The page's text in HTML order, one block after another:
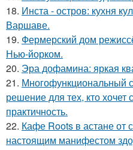
18. Инста - остров: кухня
Варшаве.
19. Фермерский дом
Нью-йорком.
20. Эра дофамина: яркая
21. Многофункциональный
решение для тех, кто хочет
практичность.
22. Кафе Roots в астане от
настоящим манифестом